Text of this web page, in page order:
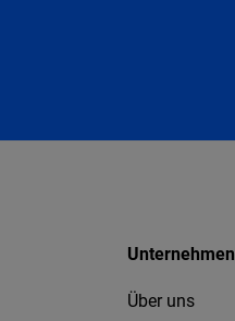
Unternehmen
Über uns